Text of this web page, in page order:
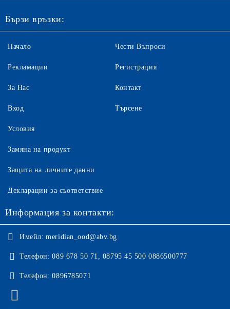
Бързи връзки:
Начало
Рекламации
За Нас
Вход
Чести Въпроси
Регистрация
Контакт
Търсене
Условия
Замяна на продукт
Защита на личните данни
Декларации за съответствие
Информация за контакти:
Имейл: meridian_ood@abv.bg
Телефон: 089 678 50 71, 08795 45 500 0886500777
Телефон: 0896785071